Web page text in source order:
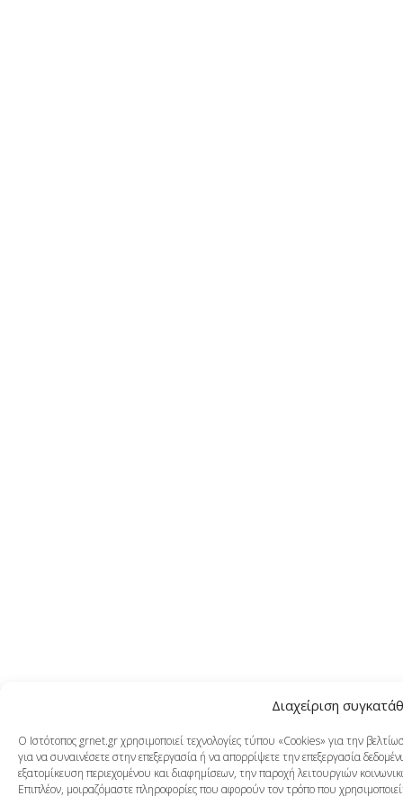
Διαχείριση
Ο Ιστότοπος grnet.gr χρησιμοποιεί τεχνολογίες τύπου «Cookies» για την
για να συναινέσετε στην επεξεργασία ή να απορρίψετε την επεξεργασία
εξατομίκευση περιεχομένου και διαφημίσεων, την παροχή λειτουργιών
Επιπλέον, μοιραζόμαστε πληροφορίες που αφορούν τον τρόπο που